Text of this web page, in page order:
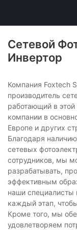
Сетевой
Инвертор
Компания Foxtech
производитель
работающий в
компании в
Европе и других
Благодаря
сетевых
сотрудников, мы
разрабатывать,
эффективным
наши специалисты
каждый этап,
Кроме того, мы
удовлетворяем